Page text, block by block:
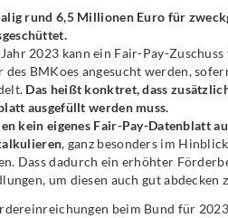
rund 6,5 Millionen Euro für
2023 kann ein Fair-Pay-
BMKoes angesucht werden,
Das heißt konktret, dass
ausgefüllt werden muss.
kein eigenes Fair-Pay-Datenblatt
, ganz besonders im
Dass dadurch ein erhöhter
um diesen auch gut abdecken
beim Bund für